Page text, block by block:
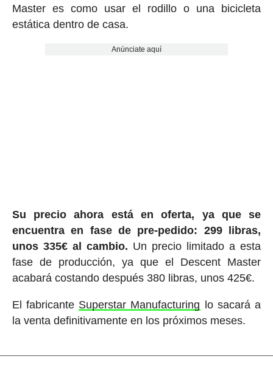
Master es como usar el rodillo o una bicicleta
estática dentro de casa.
Anúnciate aquí
Su precio ahora está en oferta, ya que se
encuentra en fase de pre-pedido: 299 libras,
unos 335€ al cambio. Un precio limitado a esta
fase de producción, ya que el Descent Master
acabará costando después 380 libras, unos 425€.
El fabricante Superstar Manufacturing lo sacará a
la venta definitivamente en los próximos meses.